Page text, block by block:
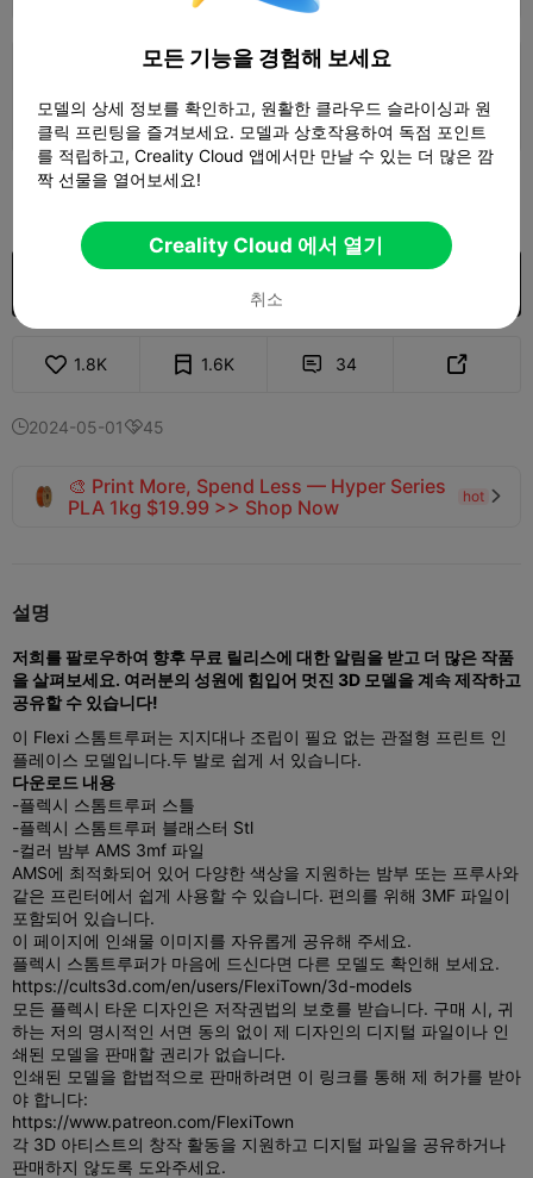
 09h 37m  2 플레이트  218.79g
1.8K 1.6K  34 
2024-05-0145
🎨 Print More, Spend Less — Hyper Series
PLA 1kg $19.99 >> Shop Now
hot 
설명
저희를 팔로우하여 향후 무료 릴리스에 대한 알림을 받고 더 많은 작품
을 살펴보세요. 여러분의 성원에 힘입어 멋진 3D 모델을 계속 제작하고
공유할 수 있습니다!
이 Flexi 스톰트루퍼는 지지대나 조립이 필요 없는 관절형 프린트 인
플레이스 모델입니다.두 발로 쉽게 서 있습니다.
다운로드 내용
-플렉시 스톰트루퍼 스틀
-플렉시 스톰트루퍼 블래스터 Stl
-컬러 밤부 AMS 3mf 파일
AMS에 최적화되어 있어 다양한 색상을 지원하는 밤부 또는 프루사와
같은 프린터에서 쉽게 사용할 수 있습니다. 편의를 위해 3MF 파일이
포함되어 있습니다.
이 페이지에 인쇄물 이미지를 자유롭게 공유해 주세요.
플렉시 스톰트루퍼가 마음에 드신다면 다른 모델도 확인해 보세요.
https://cults3d.com/en/users/FlexiTown/3d-models
모든 플렉시 타운 디자인은 저작권법의 보호를 받습니다. 구매 시, 귀
하는 저의 명시적인 서면 동의 없이 제 디자인의 디지털 파일이나 인
쇄된 모델을 판매할 권리가 없습니다.
인쇄된 모델을 합법적으로 판매하려면 이 링크를 통해 제 허가를 받아
야 합니다:
https://www.patreon.com/FlexiTown
각 3D 아티스트의 창작 활동을 지원하고 디지털 파일을 공유하거나
판매하지 않도록 도와주세요.
모든 기능을 경험해 보세요
모델의 상세 정보를 확인하고, 원활한 클라우드 슬라이싱과 원
클릭 프린팅을 즐겨보세요. 모델과 상호작용하여 독점 포인트
를 적립하고, Creality Cloud 앱에서만 만날 수 있는 더 많은 깜
짝 선물을 열어보세요!
Creality Cloud 에서 열기
취소